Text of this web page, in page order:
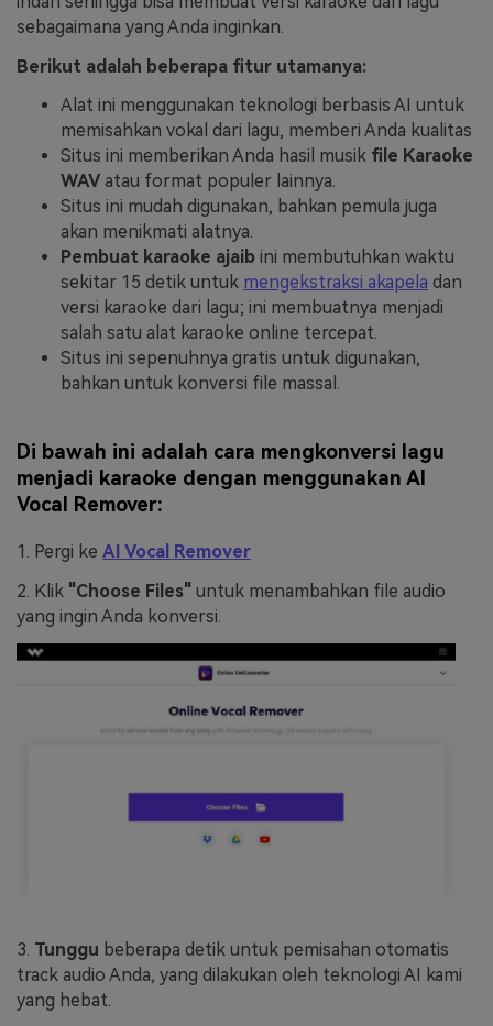
sebagaimana yang Anda inginkan.
Berikut adalah beberapa fitur utamanya:
Alat ini menggunakan teknologi berbasis AI untuk
memisahkan vokal dari lagu, memberi Anda kualitas
Situs ini memberikan Anda hasil musik file Karaoke
WAV atau format populer lainnya.
Situs ini mudah digunakan, bahkan pemula juga
akan menikmati alatnya.
Pembuat karaoke ajaib ini membutuhkan waktu
sekitar 15 detik untuk mengekstraksi akapela dan
versi karaoke dari lagu; ini membuatnya menjadi
salah satu alat karaoke online tercepat.
Situs ini sepenuhnya gratis untuk digunakan,
bahkan untuk konversi file massal.
Di bawah ini adalah cara mengkonversi lagu
menjadi karaoke dengan menggunakan AI
Vocal Remover:
1. Pergi ke AI Vocal Remover
2. Klik "Choose Files" untuk menambahkan file audio
yang ingin Anda konversi.
3. Tunggu beberapa detik untuk pemisahan otomatis
track audio Anda, yang dilakukan oleh teknologi AI kami
yang hebat.